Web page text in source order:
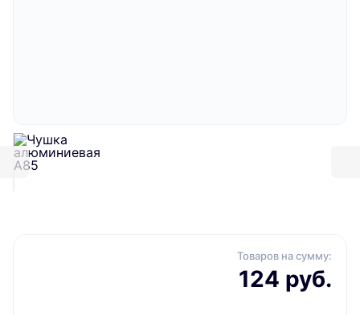
Товаров на сумму:
124 руб.